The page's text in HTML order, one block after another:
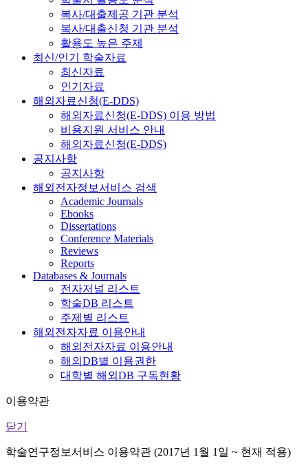
복사/대출제공 기관 분석
복사/대출신청 기관 분석
활용도 높은 주제
최신/인기 학술자료
최신자료
인기자료
해외자료신청(E-DDS)
해외자료신청(E-DDS) 이용 방법
비용지원 서비스 안내
해외자료신청(E-DDS)
공지사항
공지사항
해외전자정보서비스 검색
Academic Journals
Ebooks
Dissertations
Conference Materials
Reviews
Reports
Databases & Journals
전자저널 리스트
학술DB 리스트
주제별 리스트
해외전자자료 이용안내
해외전자자료 이용안내
해외DB별 이용권한
대학별 해외DB 구독현황
이용약관
닫기
학술연구정보서비스 이용약관 (2017년 1월 1일 ~ 현재 적용)